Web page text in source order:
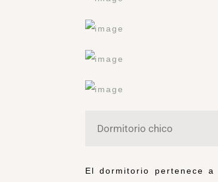
Dormitorio chico
El dormitorio pertenece